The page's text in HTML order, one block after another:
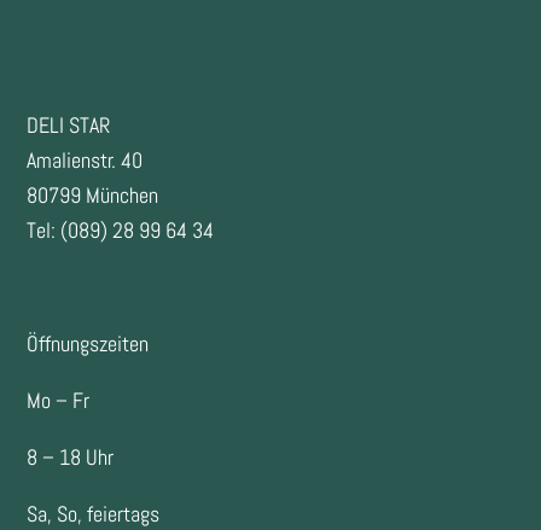
DELI STAR
Amalienstr. 40
80799 München
Tel: (089) 28 99 64 34
Öffnungszeiten
Mo – Fr
8 – 18 Uhr
Sa, So, feiertags